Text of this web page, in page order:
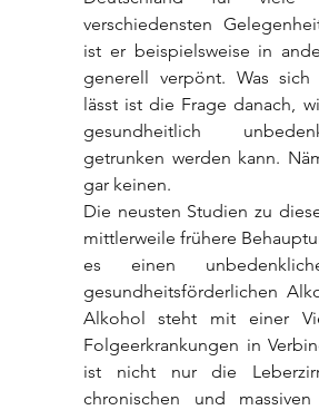
verschiedensten
ist er beispielsweise in
generell verpönt. Was
lässt ist die Frage danach,
gesundheitlich
getrunken werden kann.
gar keinen.
Die neusten Studien zu
mittlerweile frühere
es einen
gesundheitsförderlichen
Alkohol steht mit einer
Folgeerkrankungen in
ist nicht nur die
chronischen und massiven